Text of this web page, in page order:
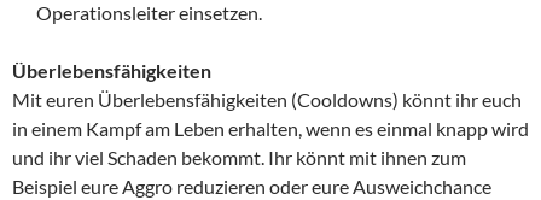
Operationsleiter einsetzen.
Überlebensfähigkeiten
Mit euren Überlebensfähigkeiten (Cooldowns) könnt ihr euch
in einem Kampf am Leben erhalten, wenn es einmal knapp wird
und ihr viel Schaden bekommt. Ihr könnt mit ihnen zum
Beispiel eure Aggro reduzieren oder eure Ausweichchance